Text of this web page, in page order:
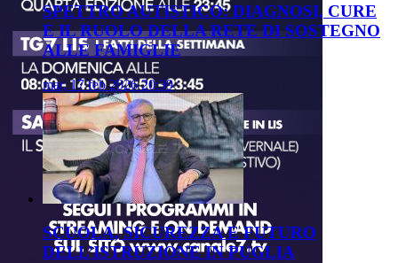
SPETTRO AUTISTICO: DIAGNOSI, CURE
E IL RUOLO DELLA RETE DI SOSTEGNO
ALLE FAMIGLIE
mar, 17 feb 2026 20:39
SCUOLA, SICUREZZA E FUTURO
DELL’ISTRUZIONE IN PUGLIA